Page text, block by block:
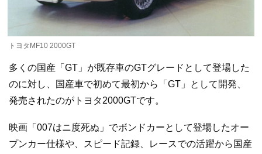
トヨタMF10 2000GT
多くの国産「GT」が既存車のGTグレードとして登場した
のに対し、国産車で初めて最初から「GT」として開発、
発売されたのがトヨタ2000GTです。
映画「007はニ度死ぬ」でボンドカーとして登場したオー
プンカー仕様や、スピード記録、レースでの活躍から国産